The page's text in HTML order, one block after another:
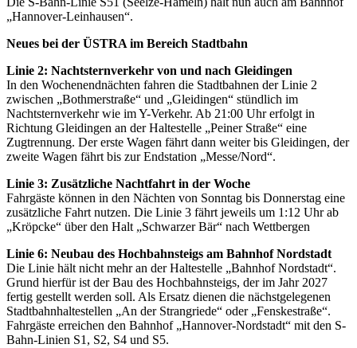
„Hannover-Leinhausen“.
Neues bei der ÜSTRA im Bereich Stadtbahn
Linie 2: Nachtsternverkehr von und nach Gleidingen
In den Wochenendnächten fahren die Stadtbahnen der Linie 2
zwischen „Bothmerstraße“ und „Gleidingen“ stündlich im
Nachtsternverkehr wie im Y-Verkehr. Ab 21:00 Uhr erfolgt in
Richtung Gleidingen an der Haltestelle „Peiner Straße“ eine
Zugtrennung. Der erste Wagen fährt dann weiter bis Gleidingen, der
zweite Wagen fährt bis zur Endstation „Messe/Nord“.
Linie 3: Zusätzliche Nachtfahrt in der Woche
Fahrgäste können in den Nächten von Sonntag bis Donnerstag eine
zusätzliche Fahrt nutzen. Die Linie 3 fährt jeweils um 1:12 Uhr ab
„Kröpcke“ über den Halt „Schwarzer Bär“ nach Wettbergen
Linie 6: Neubau des Hochbahnsteigs am Bahnhof Nordstadt
Die Linie hält nicht mehr an der Haltestelle „Bahnhof Nordstadt“.
Grund hierfür ist der Bau des Hochbahnsteigs, der im Jahr 2027
fertig gestellt werden soll. Als Ersatz dienen die nächstgelegenen
Stadtbahnhaltestellen „An der Strangriede“ oder „Fenskestraße“.
Fahrgäste erreichen den Bahnhof „Hannover-Nordstadt“ mit den S-
Bahn-Linien S1, S2, S4 und S5.